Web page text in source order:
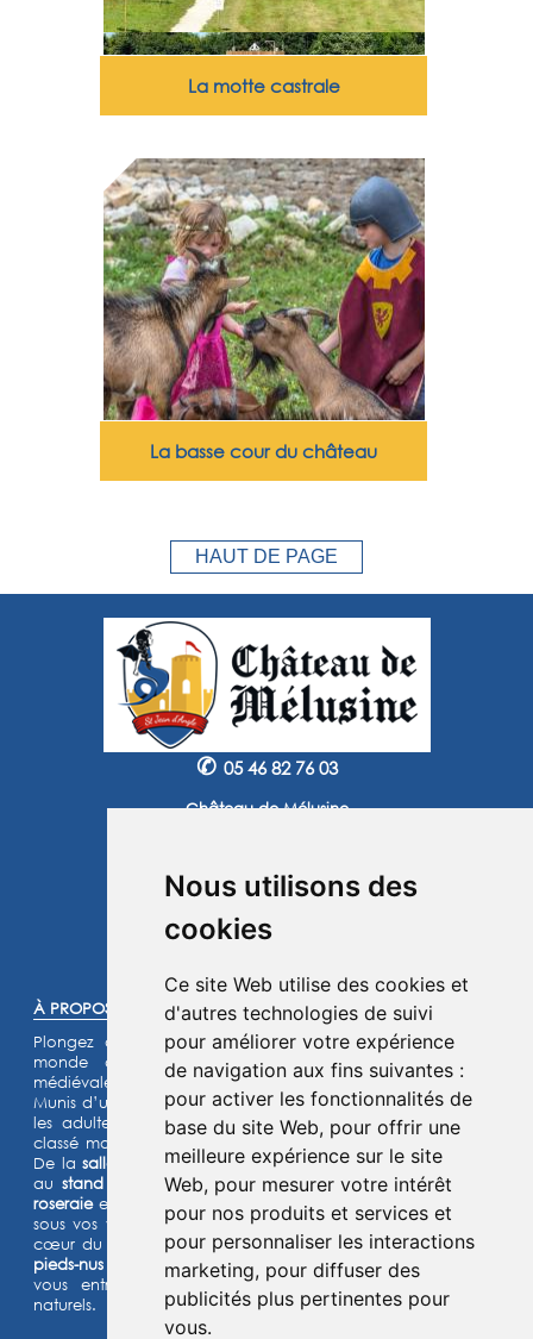
Nous utilisons des
cookies
Ce site Web utilise des cookies et
d'autres technologies de suivi
pour améliorer votre expérience
de navigation aux fins suivantes :
pour activer les fonctionnalités de
base du site Web, pour offrir une
meilleure expérience sur le site
Web, pour mesurer votre intérêt
pour nos produits et services et
pour personnaliser les interactions
marketing, pour diffuser des
publicités plus pertinentes pour
vous.
La motte castrale
La basse cour du château
HAUT DE PAGE
✆ 05 46 82 76 03
Château de Mélusine
Instagram Facebook
À PROPOS :
Plongez dans l'histoire et laissez-vous transporter dans un
monde de chevaliers, de princesses et de légendes
médiévales.
Munis d’un jeu d’énigmes pour les enfants et d’un quiz pour
les adultes, lancez- vous à l’assaut de notre château fort
classé monument historique et de son parc de 15 hectares.
De la salle de gardeauxremparts , desmachines de guerre
au stand d’archerie, en passant par lejardin médiéval
roseraieet les animaux de la basse-cour
l’Histoire prend vie
sous vos yeux dans cette aventure ludique et immersive au
cœur du Moyen Âge ! Deux parcours sensoriels (le chemin
pieds-nus et la forêt musicale ) et un grand labyrinthe de maïs
vous entraîneront à la découverte de grands espaces
naturels.